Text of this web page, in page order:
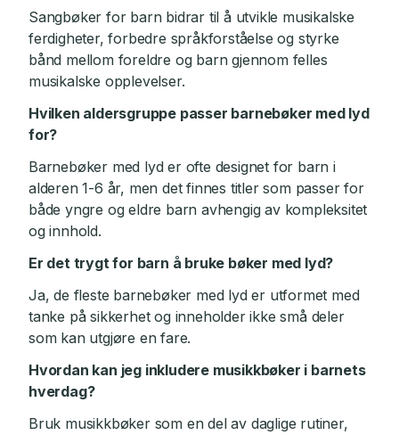
Sangbøker for barn bidrar til å utvikle musikalske
ferdigheter, forbedre språkforståelse og styrke
bånd mellom foreldre og barn gjennom felles
musikalske opplevelser.
Hvilken aldersgruppe passer barnebøker med lyd
for?
Barnebøker med lyd er ofte designet for barn i
alderen 1-6 år, men det finnes titler som passer for
både yngre og eldre barn avhengig av kompleksitet
og innhold.
Er det trygt for barn å bruke bøker med lyd?
Ja, de fleste barnebøker med lyd er utformet med
tanke på sikkerhet og inneholder ikke små deler
som kan utgjøre en fare.
Hvordan kan jeg inkludere musikkbøker i barnets
hverdag?
Bruk musikkbøker som en del av daglige rutiner,